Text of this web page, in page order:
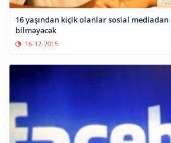
16 yaşından kiçik olanlar sosial
bilməyəcək
16-12-2015